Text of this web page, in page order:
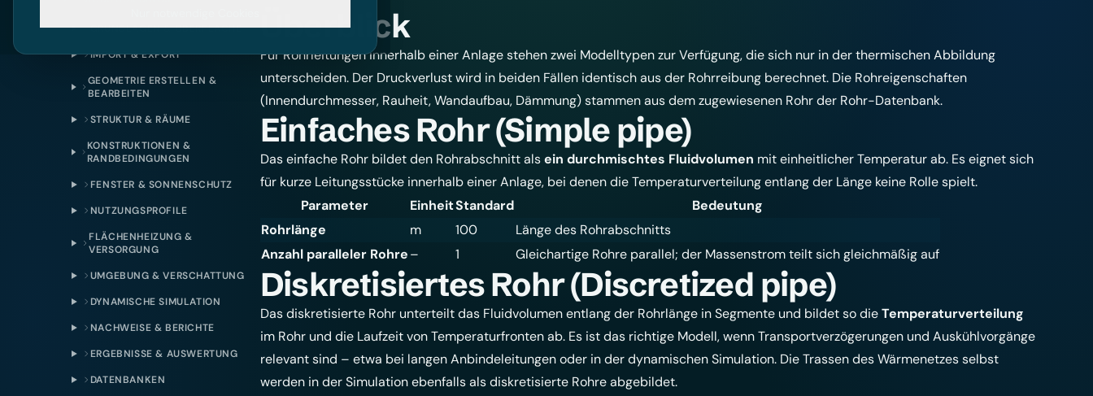
GRUNDLAGEN & OBERFLÄCHE
IMPORT & EXPORT
GEOMETRIE ERSTELLEN &
BEARBEITEN
STRUKTUR & RÄUME
KONSTRUKTIONEN &
RANDBEDINGUNGEN
FENSTER & SONNENSCHUTZ
NUTZUNGSPROFILE
FLÄCHENHEIZUNG &
VERSORGUNG
UMGEBUNG & VERSCHATTUNG
DYNAMISCHE SIMULATION
NACHWEISE & BERICHTE
ERGEBNISSE & AUSWERTUNG
DATENBANKEN
Überblick
Für Rohrleitungen innerhalb einer Anlage stehen zwei Modelltypen zur Verfügung, die sich nur in der thermischen Abbildung
unterscheiden. Der Druckverlust wird in beiden Fällen identisch aus der Rohrreibung berechnet. Die Rohreigenschaften
(Innendurchmesser, Rauheit, Wandaufbau, Dämmung) stammen aus dem zugewiesenen Rohr der Rohr-Datenbank.
Einfaches Rohr (Simple pipe)
Das einfache Rohr bildet den Rohrabschnitt alsein durchmischtes Fluidvolumen mit einheitlicher Temperatur ab. Es eignet sich
für kurze Leitungsstücke innerhalb einer Anlage, bei denen die Temperaturverteilung entlang der Länge keine Rolle spielt.
Parameter
EinheitStandard
Bedeutung
Rohrlänge
m 100
Länge des Rohrabschnitts
Anzahl paralleler Rohre– 1 Gleichartige Rohre parallel; der Massenstrom teilt sich gleichmäßig auf
Diskretisiertes Rohr (Discretized pipe)
Das diskretisierte Rohr unterteilt das Fluidvolumen entlang der Rohrlänge in Segmente und bildet so dieTemperaturverteilung
im Rohr und die Laufzeit von Temperaturfronten ab. Es ist das richtige Modell, wenn Transportverzögerungen und Auskühlvorgänge
relevant sind – etwa bei langen Anbindeleitungen oder in der dynamischen Simulation. Die Trassen des Wärmenetzes selbst
werden in der Simulation ebenfalls als diskretisierte Rohre abgebildet.